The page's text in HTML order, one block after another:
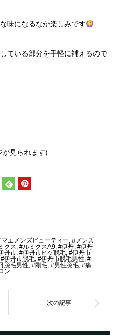
味になるなか楽しみです
ている部分を手軽に補えるので
が見られます)
エメンズビューティー, #メンズ
クス, #ルミクスA9, #伊丹, #伊丹
丹市, #伊丹市ヒゲ脱毛, #伊丹市
#伊丹市脱毛, #伊丹市脱毛男性, #
脱毛男性, #剛毛, #男性脱毛, #痛
ン